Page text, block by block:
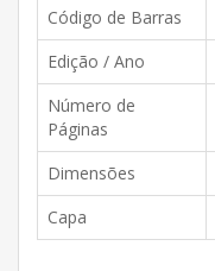
Código de Barras
Edição / Ano
Número de
Páginas
Dimensões
Capa